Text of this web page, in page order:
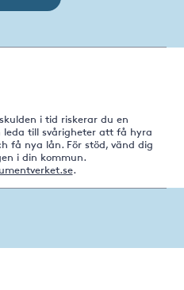
i tid riskerar du en
till svårigheter att få hyra
få nya lån. För stöd, vänd dig
i din kommun.
.